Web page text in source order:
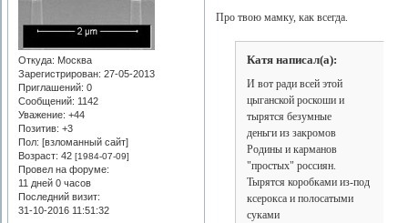
Откуда: Москва
Зарегистрирован: 27-05-2013
Приглашений: 0
Сообщений: 1142
Уважение: +44
Позитив: +3
Пол: [взломанный сайт]
Возраст: 42[1984-07-09]
Провел на форуме:
11 дней 0 часов
Последний визит:
31-10-2016 11:51:32
Про твою мамку, как всегда.
Катя написал(а):
И вот ради всей этой
цыганской роскоши и
тырятся безумные
деньги из закромов
Родины и карманов
"простых" россиян.
Тырятся коробками из-под
ксерокса и полосатыми
суками